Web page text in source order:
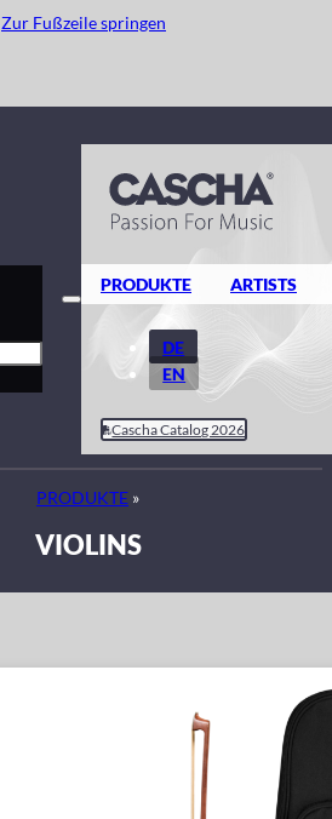
Zur Fußzeile springen
PRODUKTE ARTISTS
DE
EN
Cascha Catalog 2026
PRODUKTE »
VIOLINS